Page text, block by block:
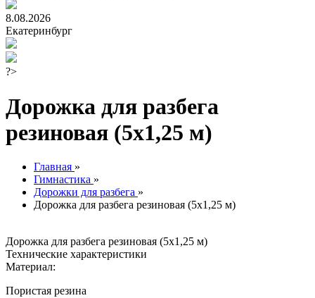
8.08.2026
Екатеринбург
?>
Дорожка для разбега
резиновая (5х1,25 м)
Главная »
Гимнастика »
Дорожки для разбега »
Дорожка для разбега резиновая (5х1,25 м)
Дорожка для разбега резиновая (5х1,25 м)
Технические характеристики
Материал:
Пористая резина